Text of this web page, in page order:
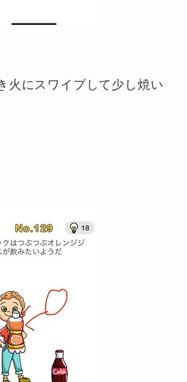
火にスワイプして少し焼い